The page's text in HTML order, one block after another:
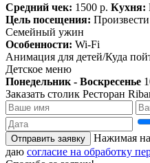
Средний чек: 1500 р. Кухня:
Цель посещения:
Семейный ужин
Особенности: Wi-Fi
Анимация для детей/Куда
Детское меню
Понедельник - Воскресенье
Заказать столик Ресторан
Отправить заявку
Нажимая
даю согласие на обработку